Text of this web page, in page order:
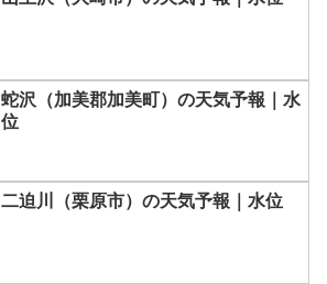
蛇沢（加美郡加美町）の天気予報｜水
位
二迫川（栗原市）の天気予報｜水位